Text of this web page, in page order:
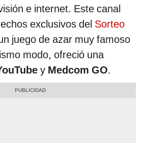
e internet. Este canal
exclusivos del Sorteo
juego de azar muy famoso
modo, ofreció una
y Medcom GO.